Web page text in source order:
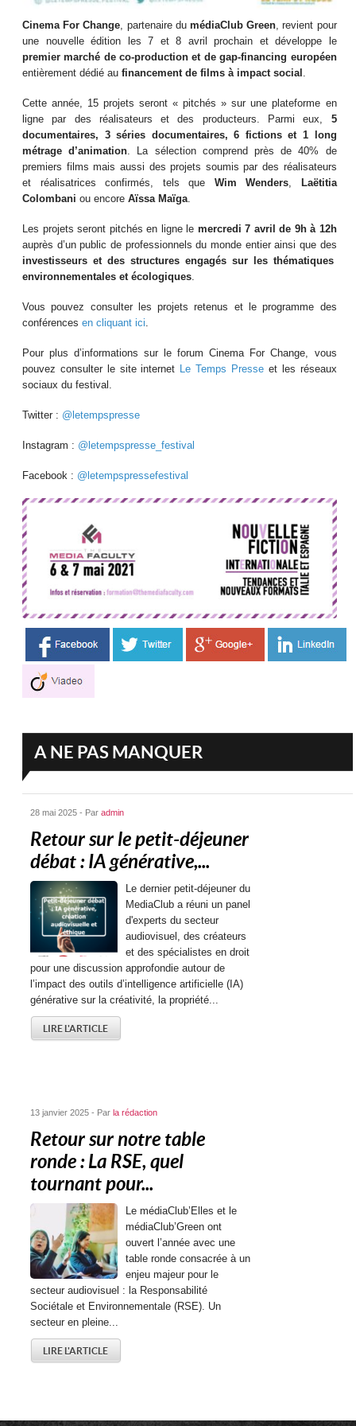
Cinema For Change, partenaire du médiaClub Green, revient pour
une nouvelle édition les 7 et 8 avril prochain et développe le
premier marché de co-production et de gap-financing européen
entièrement dédié aufinancement de films à impact social .
Cette année, 15 projets seront « pitchés » sur une plateforme en
ligne par des réalisateurs et des producteurs. Parmi eux, 5
documentaires, 3 séries documentaires, 6 fictions et 1 long
métrage d’animation. La sélection comprend près de 40% de
premiers films mais aussi des projets soumis par des réalisateurs
et réalisatrices confirmés, tels que Wim Wenders,
Laëtitia
Colombani ou encoreAïssa Maïga.
Les projets seront pitchés en ligne le mercredi 7 avril de 9h à 12h
auprès d’un public de professionnels du monde entier ainsi que des
investisseurs et des structures engagés sur les thématiques
environnementales et écologiques.
Vous pouvez consulter les projets retenus et le programme des
conférencesen cliquant ici.
Pour plus d’informations sur le forum Cinema For Change, vous
pouvez consulter le site internet Le Temps Presse et les réseaux
sociaux du festival.
Twitter : @letempspresse
Instagram : @letempspresse_festival
Facebook : @letempspressefestival
A NE PAS MANQUER
28 mai 2025 - Paradmin
Retour sur le petit-déjeuner
débat : IA générative,...
Le dernier petit-déjeuner du
MediaClub a réuni un panel
d'experts du secteur
audiovisuel, des créateurs
et des spécialistes en droit
pour une discussion approfondie autour de
l’impact des outils d’intelligence artificielle (IA)
générative sur la créativité, la propriété...
LIRE L'ARTICLE
13 janvier 2025 - Parla rédaction
Retour sur notre table
ronde : La RSE, quel
tournant pour...
Le médiaClub’Elles et le
médiaClub’Green ont
ouvert l’année avec une
table ronde consacrée à un
enjeu majeur pour le
secteur audiovisuel : la Responsabilité
Sociétale et Environnementale (RSE). Un
secteur en pleine...
LIRE L'ARTICLE